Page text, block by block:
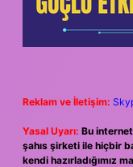
Reklam ve İletişim:
Yasal Uyarı: Bu
şahıs şirketi ile hiçbir
kendi hazırladığımız